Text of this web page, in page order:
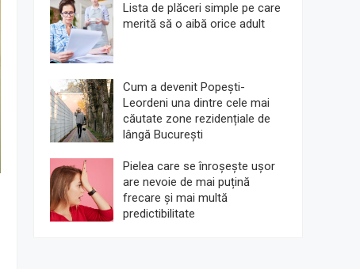
Lista de plăceri simple pe care
merită să o aibă orice adult
Cum a devenit Popești-
Leordeni una dintre cele mai
căutate zone rezidențiale de
lângă București
Pielea care se înroșește ușor
are nevoie de mai puțină
frecare și mai multă
predictibilitate